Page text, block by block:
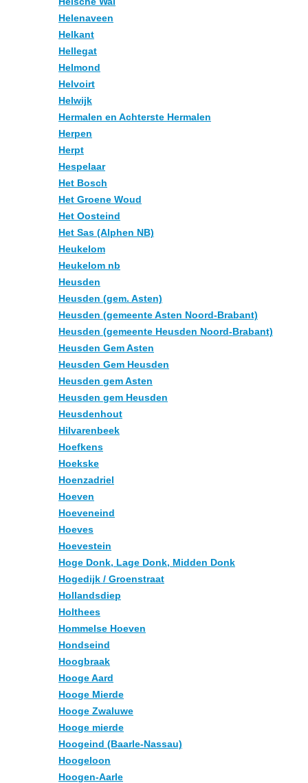
Helenaveen
Helkant
Hellegat
Helmond
Helvoirt
Helwijk
Hermalen en Achterste Hermalen
Herpen
Herpt
Hespelaar
Het Bosch
Het Groene Woud
Het Oosteind
Het Sas (Alphen NB)
Heukelom
Heukelom nb
Heusden
Heusden (gem. Asten)
Heusden (gemeente Asten Noord-Brabant)
Heusden (gemeente Heusden Noord-Brabant)
Heusden Gem Asten
Heusden Gem Heusden
Heusden gem Asten
Heusden gem Heusden
Heusdenhout
Hilvarenbeek
Hoefkens
Hoekske
Hoenzadriel
Hoeven
Hoeveneind
Hoeves
Hoevestein
Hoge Donk, Lage Donk, Midden Donk
Hogedijk / Groenstraat
Hollandsdiep
Holthees
Hommelse Hoeven
Hondseind
Hoogbraak
Hooge Aard
Hooge Mierde
Hooge Zwaluwe
Hooge mierde
Hoogeind (Baarle-Nassau)
Hoogeloon
Hoogen-Aarle